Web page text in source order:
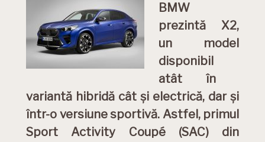
BMW
prezintă X2,
un model
disponibil
atât în ​​
variantă hibridă cât și electrică, dar și
într-o versiune sportivă. Astfel, primul
Sport Activity Coupé (SAC) din